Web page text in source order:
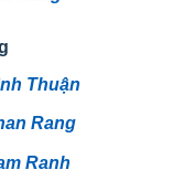
Thuận
Rang
Ranh